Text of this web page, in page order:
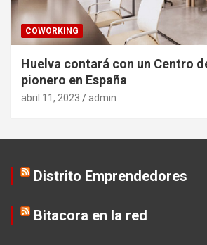
COWORKING
Huelva contará con un Centro
pionero en España
abril 11, 2023 admin
Distrito Emprendedores
Bitacora en la red